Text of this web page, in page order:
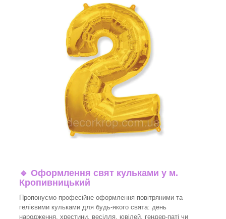
🔹 Оформлення свят кульками у м.
Кропивницький
Пропонуємо професійне оформлення повітряними та
гелієвими кульками для будь-якого свята: день
народження, хрестини, весілля, ювілей, гендер-паті чи